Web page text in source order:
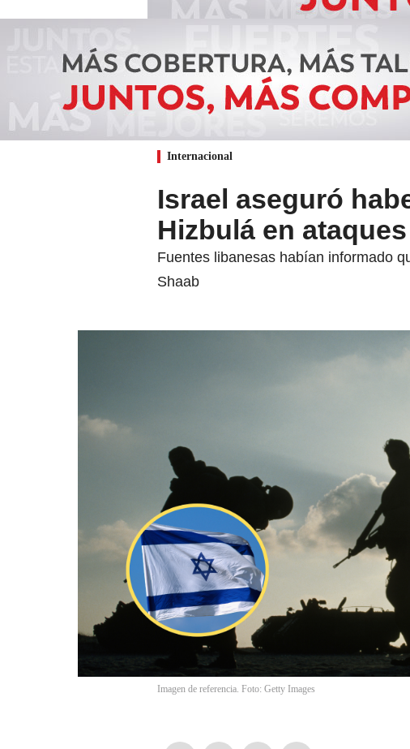
Internacional
Israel aseguró
Hizbulá en
Fuentes libanesas habían informado
Shaab
Imagen de referencia. Foto: Getty Images